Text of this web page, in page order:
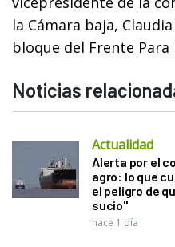
la Cámara baja,
bloque del Frente Para
Noticias
Actualidad
Alerta por el
agro: lo que
el peligro de
sucio"
hace 1 día